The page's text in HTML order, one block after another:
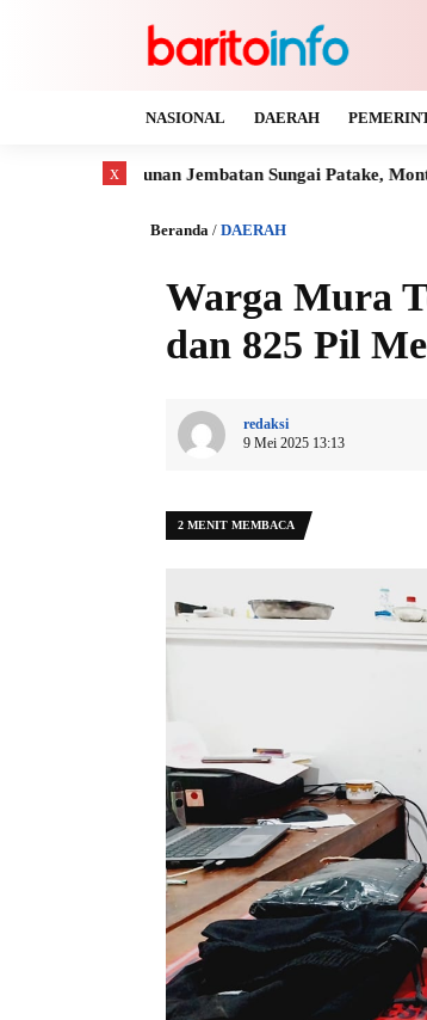
NASIONAL DAERAH
Jembatan Sungai Patake, Montallat Kaya
Beranda / DAERAH
Warga Mura
dan 825 Pil
redaksi
9 Mei 2025 13:13
2 MENIT MEMBACA
x